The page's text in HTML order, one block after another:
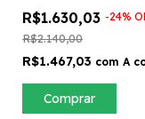
R$1.630,03 -24%
R$2.140,00
R$1.467,03 com A
Comprar